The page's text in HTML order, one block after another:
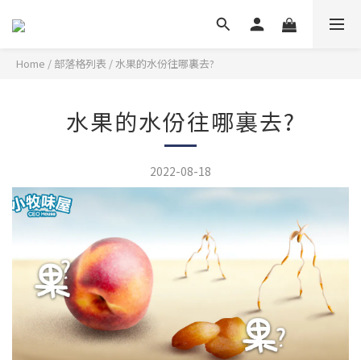
Home / 部落格列表 / 水果的水份往哪裏去?
水果的水份往哪裏去?
2022-08-18